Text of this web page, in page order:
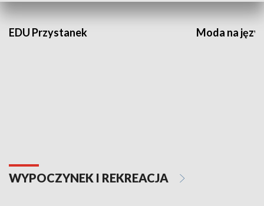
EDU Przystanek Moda na
WYPOCZYNEK I REKREACJA